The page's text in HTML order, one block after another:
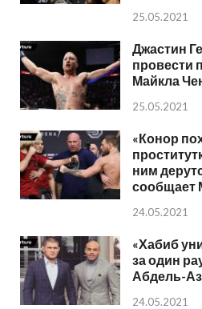
25.05.2021
Джастин
провести
Майкла
25.05.2021
«Конор
ним
сообщает
24.05.2021
«Хабиб
за один
Абдель-
24.05.2021